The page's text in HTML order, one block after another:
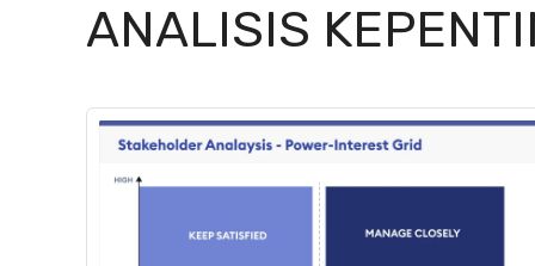
ANALISIS